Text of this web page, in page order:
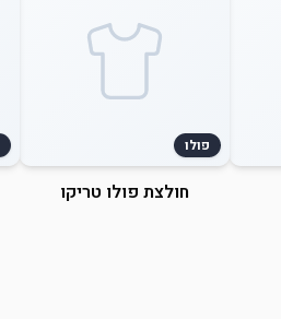
פולו
חולצת פולו טריקו